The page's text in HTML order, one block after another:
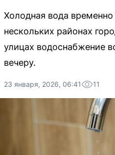
Холодная вода временно
нескольких районах
улицах водоснабжение
вечеру.
23 января, 2026, 06:41 11